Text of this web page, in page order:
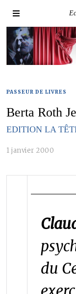
PASSEUR DE LIVRES
Berta Roth
EDITION LA
1 janvier 2000
du